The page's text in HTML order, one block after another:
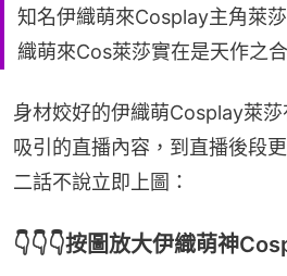
知名伊織萌來Cosplay主角萊
織萌來Cos萊莎實在是天作之
身材姣好的伊織萌Cosplay萊
吸引的直播內容，到直播後段
二話不說立即上圖：
👇👇👇按圖放大伊織萌神